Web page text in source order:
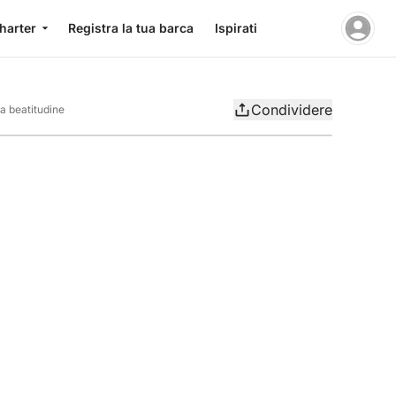
Registra la tua barca Ispirati
beatitudine Condividere